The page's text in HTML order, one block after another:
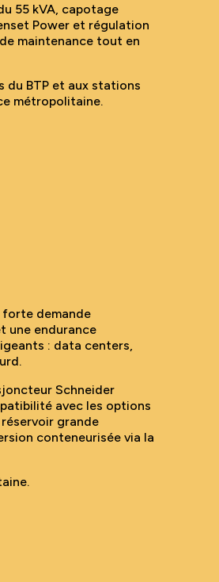
55 kVA, capotage
Power et régulation
maintenance tout en
du BTP et aux stations
métropolitaine.
demande
une endurance
: data centers,
Schneider
avec les options
grande
conteneurisée via la